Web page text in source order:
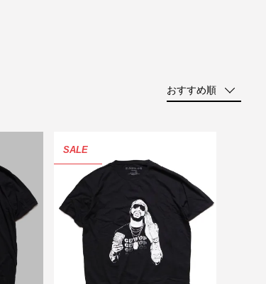
おすすめ順
SALE